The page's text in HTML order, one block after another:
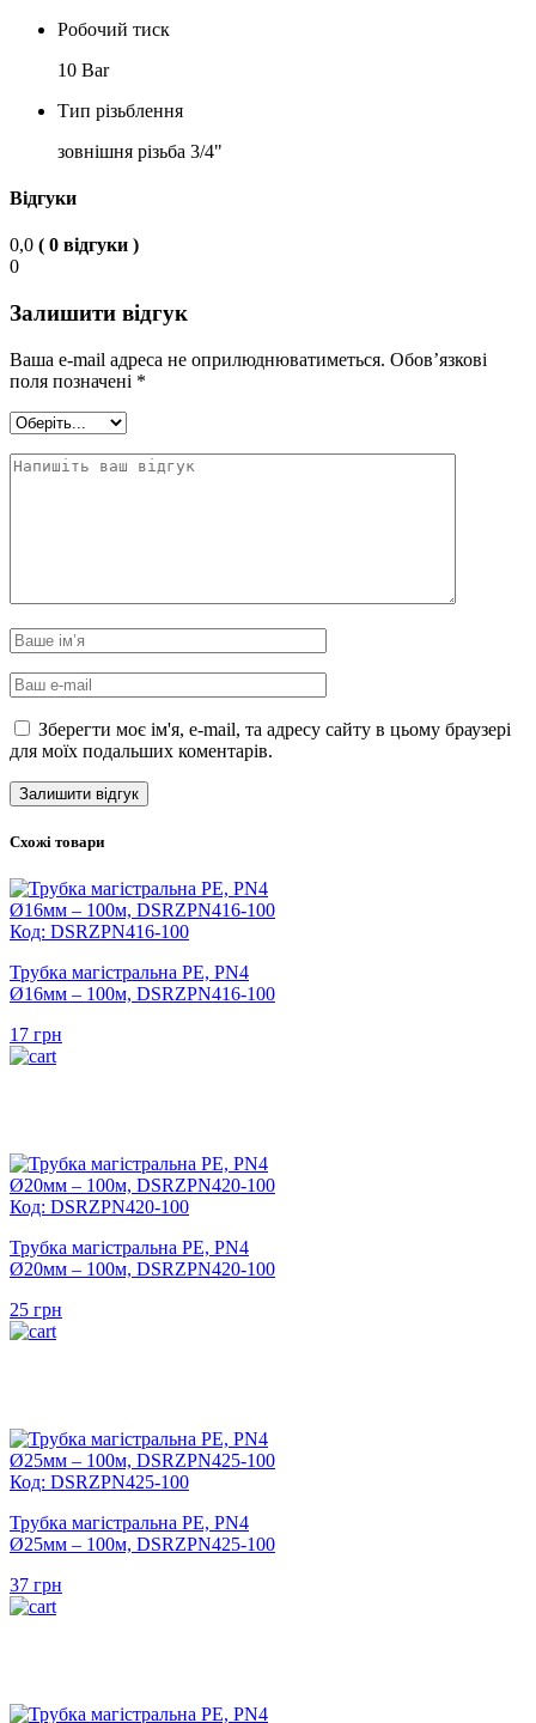
Робочий тиск
10 Bar
Тип різьблення
зовнішня різьба 3/4"
Відгуки
0,0 ( 0 відгуки )
0
Залишити відгук
Ваша e-mail адреса не оприлюднюватиметься. Обов’язкові
поля позначені *
Зберегти моє ім'я, e-mail, та адресу сайту в цьому браузері
для моїх подальших коментарів.
Схожі товари
Код: DSRZPN416-100
Трубка магістральна PE, PN4
Ø16мм – 100м, DSRZPN416-100
17 грн
Код: DSRZPN420-100
Трубка магістральна PE, PN4
Ø20мм – 100м, DSRZPN420-100
25 грн
Код: DSRZPN425-100
Трубка магістральна PE, PN4
Ø25мм – 100м, DSRZPN425-100
37 грн